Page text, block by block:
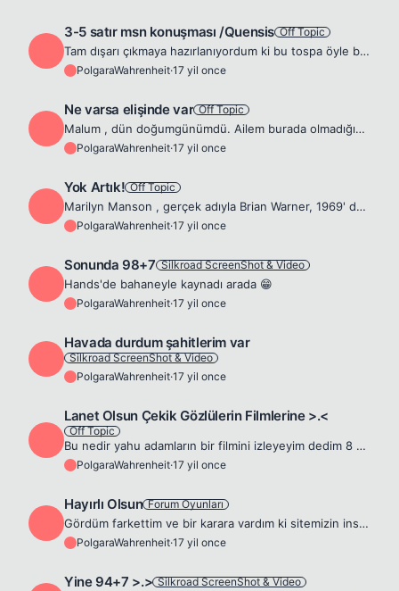
3-5 satır msn konuşması /Quensis Off Topic
Tam dışarı çıkmaya hazırlanıyordum ki bu tospa öyle bir laf söyledi -sabah sabah çok içtiğimden olsa gerek- gülmekten öldüm 😄 Çakırkeyf oldum yahu 😄 GM Polgara : çözdüm lan...
PolgaraWahrenheit·17 yil once
Ne varsa elişinde var Off Topic
Malum , dün doğumgünümdü. Ailem burada olmadığından ve arkadaşım da olmadığından dolayı kız arkadaşımla birlikte kutladık. Gidip dışarda harcamaktansa evde takılmayı tercih ettik biz de... Menüyü say...
PolgaraWahrenheit·17 yil once
Yok Artık! Off Topic
Marilyn Manson , gerçek adıyla Brian Warner, 1969' da Canton Ohio'da epey dindar bir ortamda dünyaya geldi. Ufak tefek zayıf Brian hemen her gün mahallede ki çocuklardan dayak yiyordu. 8 yaşındayken ...
PolgaraWahrenheit·17 yil once
Sonunda 98+7 Silkroad ScreenShot & Video
Hands'de bahaneyle kaynadı arada 😁
PolgaraWahrenheit·17 yil once
Havada durdum şahitlerim var
Silkroad ScreenShot & Video
PolgaraWahrenheit·17 yil once
Lanet Olsun Çekik Gözlülerin Filmlerine >.<
Off Topic
Bu nedir yahu adamların bir filmini izleyeyim dedim 8 kişilik bi kadro var zaten filmde adı geçen onların da tamamı aynı. Adamları özel bi takıma alıp yetiştiriyorlar biri diğerine kızıyor sonra ayrı...
PolgaraWahrenheit·17 yil once
Hayırlı Olsun Forum Oyunları
Gördüm farkettim ve bir karara vardım ki sitemizin insanları feci insancıl. Sbot yarışması başladı , hayırlı olsun Sbot yarışma ödülleri dağıtıldı , hayırlı olsun +7 bastım , hayırlı olsun Unique kest...
PolgaraWahrenheit·17 yil once
Yine 94+7 >.> Silkroad ScreenShot & Video